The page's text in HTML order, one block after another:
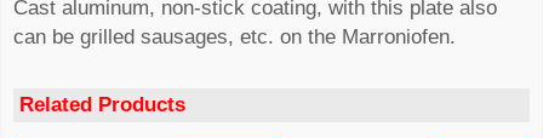
Cast aluminum, non-stick coating, with this plate also
can be grilled sausages, etc. on the Marroniofen.
Related Products